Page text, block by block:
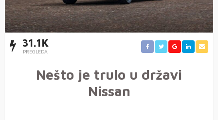
31.1K
PREGLEDA
Nešto je trulo u državi
Nissan